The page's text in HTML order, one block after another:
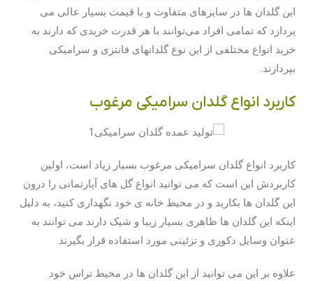
این گلدان ها در سایزهای متفاوت و با قیمت بسیار عالی می
پردازد که تمامی افراد می‌توانند با هر قدرت خریدی که دارند به
خرید انواع مختلفی از این نوع گلدانهای فانتزی و سرامیکی
بپردازند.
کاربرد انواع گلدان سرامیکی مرغوب
کاربرد انواع گلدان سرامیکی مرغوب بسیار زیاد است، اولین
کاربردش این است که می توانید انواع گل های آپارتمانی را درون
این گلدان ها بکارید و در محیط خانه ی خود نگهداری کنید، به دلیل
اینکه این گلدان ها ظاهری بسیار زیبا و شیک دارند می توانند به
عنوان وسایل دکوری و تزئینی مورد استفاده قرار بگیرند.
علاوه بر این‌ می توانید از این‌ گلدان ها در محیط تراس خود